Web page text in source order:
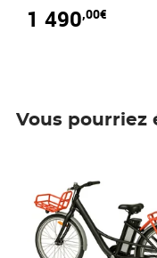
1 490,00€
Vous pourriez